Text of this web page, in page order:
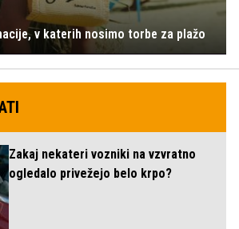
v katerih nosimo torbe za plažo
Zakaj nekateri vozniki na vzvratno
ogledalo privežejo belo krpo?